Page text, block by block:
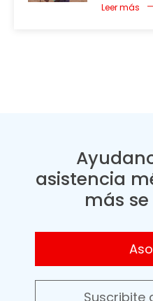
Leer más
asistencia
más
Suscribite